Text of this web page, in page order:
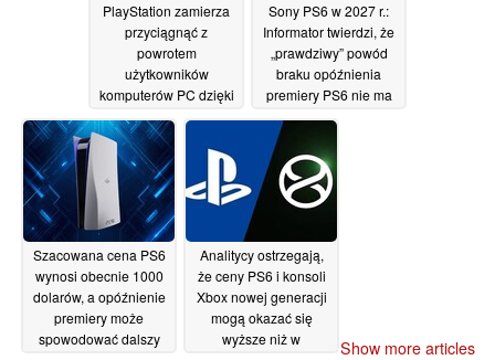
PlayStation zamierza
przyciągnąć z
powrotem
użytkowników
komputerów PC dzięki
PS6 oraz
ekskluzywnym tytułom
30/06/2026
Sony PS6 w 2027 r.:
Informator twierdzi, że
„prawdziwy” powód
braku opóźnienia
premiery PS6 nie ma
cenami pamięci RAM
29/06/2026
Szacowana cena PS6
wynosi obecnie 1000
dolarów, a opóźnienie
premiery może
spowodować dalszy
Analitycy ostrzegają,
że ceny PS6 i konsoli
Xbox nowej generacji
mogą okazać się
wyższe niż w
Show more articles